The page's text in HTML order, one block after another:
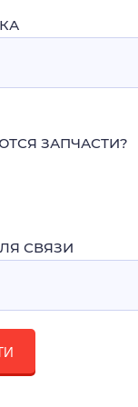
ЗАПЧАСТИ?
СВЯЗИ